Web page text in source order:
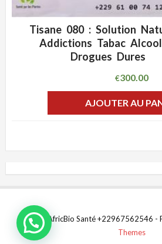
ADD WISHLIST
Tisane 080 : Solution
Addictions Tabac
Drogues Dures
€300.00
AJOUTER AU
© 2022 AfricBio Santé +22967562546 -
Themes